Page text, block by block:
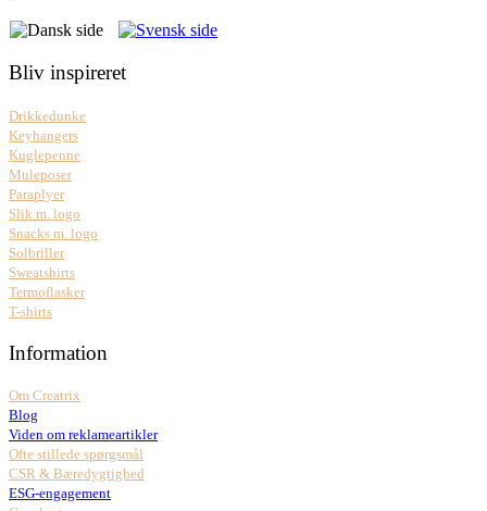
Bliv inspireret
Drikkedunke
Keyhangers
Kuglepenne
Muleposer
Paraplyer
Slik m. logo
Snacks m. logo
Solbriller
Sweatshirts
Termoflasker
T-shirts
Information
Om Creatrix
Blog
Viden om reklameartikler
Ofte stillede spørgsmål
CSR & Bæredygtighed
ESG-engagement